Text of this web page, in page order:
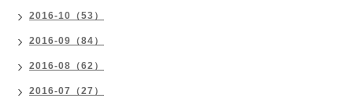
2016-10（53）
2016-09（84）
2016-08（62）
2016-07（27）